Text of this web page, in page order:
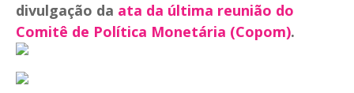
divulgação da ata da última reunião do
Comitê de Política Monetária (Copom).